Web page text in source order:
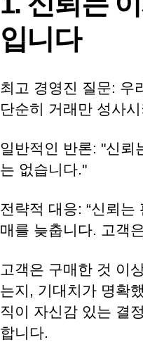
입니다
최고 경영진 질문: 우
단순히 거래만 성사
일반적인 반론: "신뢰
는 없습니다."
전략적 대응: “신뢰
매를 늦춥니다. 고객
고객은 구매한 것 이
는지, 기대치가 명확
직이 자신감 있는 결
합니다.